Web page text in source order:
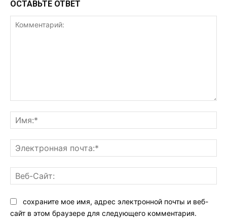
ОСТАВЬТЕ ОТВЕТ
сохраните мое имя, адрес электронной почты и веб-
сайт в этом браузере для следующего комментария.